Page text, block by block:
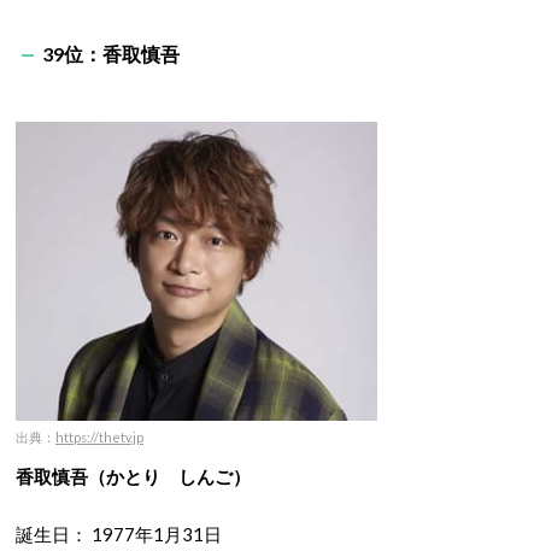
39位：香取慎吾
出典： https://thetv.jp
香取慎吾（かとり しんご）
誕生日： 1977年1月31日